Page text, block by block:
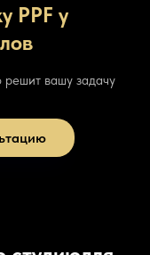
PPF у
решит вашу задачу